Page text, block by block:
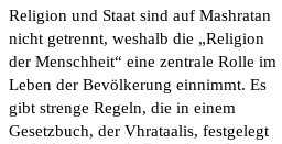
Religion und Staat sind auf Mashratan
nicht getrennt, weshalb die „Religion
der Menschheit“ eine zentrale Rolle im
Leben der Bevölkerung einnimmt. Es
gibt strenge Regeln, die in einem
Gesetzbuch, der Vhrataalis, festgelegt